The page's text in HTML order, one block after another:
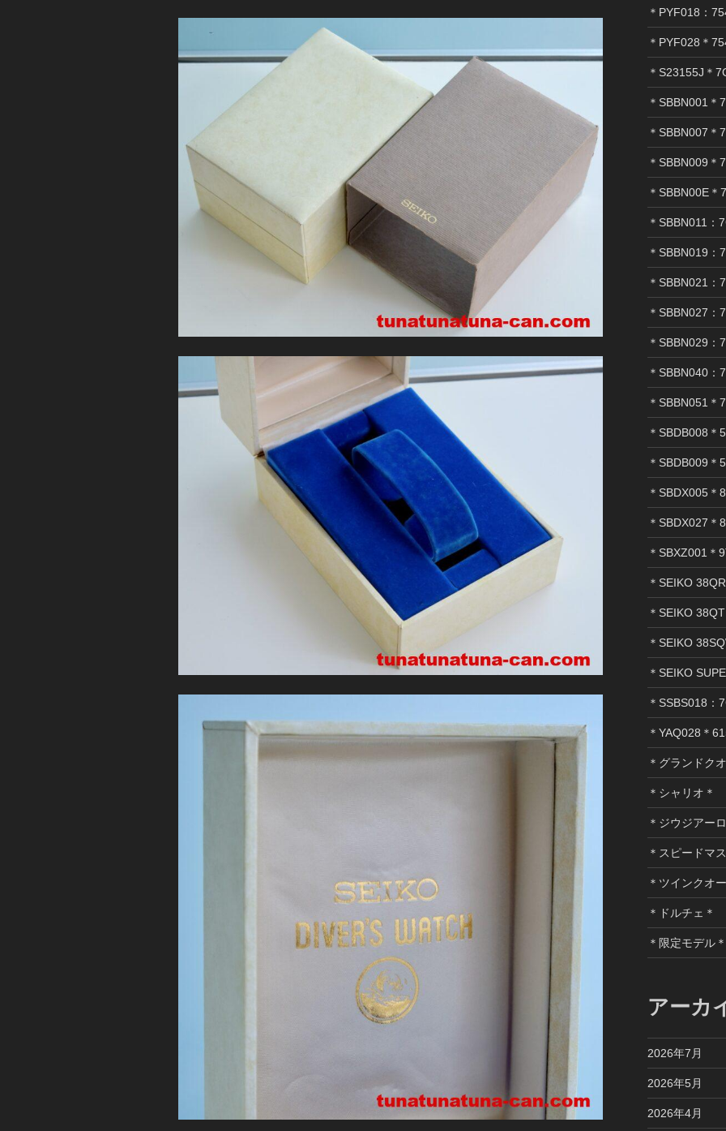
＊PYF018：
＊PYF028＊
＊S23155J＊
＊SBBN001＊
＊SBBN007＊
＊SBBN009＊
＊SBBN00E＊
＊SBBN011：
＊SBBN019：
＊SBBN021：
＊SBBN027：
＊SBBN029：
＊SBBN040：
＊SBBN051＊
＊SBDB008＊
＊SBDB009＊
＊SBDX005＊
＊SBDX027＊
＊SBXZ001＊
＊SEIKO
＊SEIKO
＊SEIKO
＊SEIKO
＊SSBS018：
＊YAQ028＊
＊グランドク
＊シャリオ＊
＊ジウジアー
＊スピードマ
＊ツインクオ
＊ドルチェ＊
＊限定モデル＊
アーカ
2026年7月
2026年5月
2026年4月